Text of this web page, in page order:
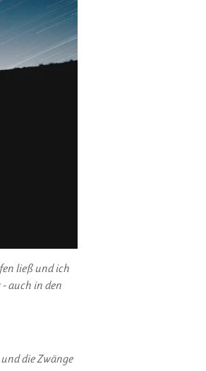
ließ und ich
auch in den
die Zwänge